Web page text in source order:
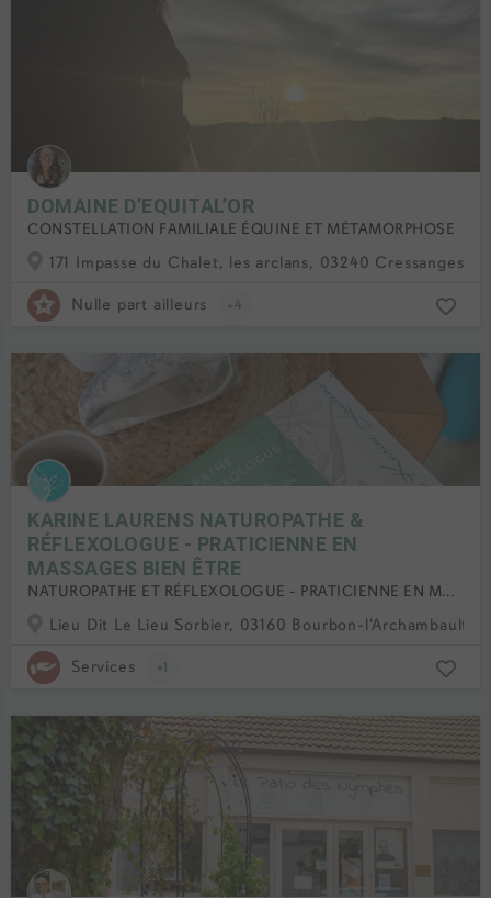
DOMAINE D’EQUITAL’OR
CONSTELLATION FAMILIALE ÉQUINE ET MÉTAMORPHOSE
171 Impasse du Chalet, les arclans, 03240 Cressanges,
Nulle part ailleurs +4
KARINE LAURENS NATUROPATHE &
RÉFLEXOLOGUE - PRATICIENNE EN
MASSAGES BIEN ÊTRE
NATUROPATHE ET RÉFLEXOLOGUE - PRATICIENNE EN MASSAGES BIEN ÊTRE
Lieu Dit Le Lieu Sorbier, 03160 Bourbon-l'Archambault,
Services +1